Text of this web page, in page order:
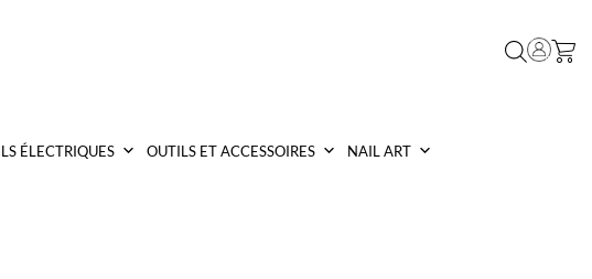
ÉLECTRIQUES OUTILS ET ACCESSOIRES NAIL ART